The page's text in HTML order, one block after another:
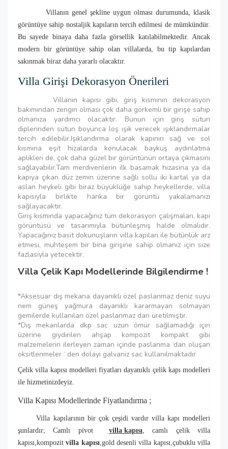
Villanın genel şekline uygun olması durumunda, klasik
görüntüye sahip nostaljik kapıların tercih edilmesi de mümkündür.
Bu sayede binaya daha fazla görsellik katılabilmektedir. Ancak
modern bir görüntüye sahip olan villalarda, bu tip kapılardan
sakınmak biraz daha yararlı olacaktır.
Villa Girişi Dekorasyon Önerileri
Villanın kapısı gibi, giriş kısmının dekorasyon
bakımından zengin olması çok daha görkemli bir girişe sahip
olmanıza yardımcı olacaktır. Bunun için giriş sütun
diplerinden sütun boyunca loş ışık verecek ışıklandırmalar
tercih edilebilir.Işıklandırma olarak kapının sağ ve sol
kısmına eşit hizalarda konulacak baykuş aydınlatma
aplikleri de, çok daha güzel bir görüntünün ortaya çıkmasını
sağlayabilir.Tam merdivenlerin ilk basamak hizasına ya da
kapıya çıkan düz zemin üzerine sağlı sollu iki kartal ya da
aslan heykeli gibi biraz büyüklüğe sahip heykellerde, villa
kapısıyla birlikte harika bir görüntü yakalamanızı
sağlayacaktır.
Giriş kısmında yapacağınız tüm dekorasyon çalışmaları, kapı
görüntüsü ve tasarımıyla bütünleşmiş halde olmalıdır.
Yapacağınız basit dokunuşların villa kapıları ile bütünlük arz
etmesi, muhteşem bir bina girişine sahip olmanız için size
fazlasıyla yetecektir.
Villa Çelik Kapı Modellerinde Bilgilendirme !
*Aksesuar dış mekana dayanıklı özel paslanmaz deniz suyu
nem güneş yağmura dayanıklı kararmayan solmayan
gemilerde kullanılan özel paslanmaz dan üretilmiştir.
*Dış mekanlarda dkp sac uzun ömür sağlamadığı için
üzerine giydirilen ahşap kompozit kompakt gibi
malzemelerin ilerleyen zaman içinde paslanma ‘dan oluşan
oksitlenmeler ‘ den dolayı galvaniz sac kullanılmaktadır
Çelik villa kapısı modelleri fiyatları dayanıklı çelik kapı modelleri
ile hizmetinizdeyiz.
Villa Kapısı Modellerinde Fiyatlandırma ;
Villa kapılarının bir çok çeşidi vardır villa kapı modelleri
şunlardır; Camlı pivot
villa kapısı, camlı çelik villa
kapısı,kompozitvilla kapısı,gold desenli villa kapısı,çubuklu villa